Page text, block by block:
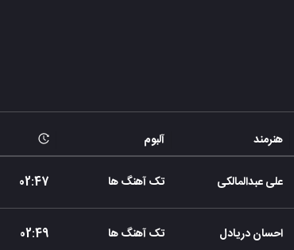
هنرمند آلبوم
علی عبدالمالکی تک آهنگ ها 02:47
احسان دریادل تک آهنگ ها 02:49